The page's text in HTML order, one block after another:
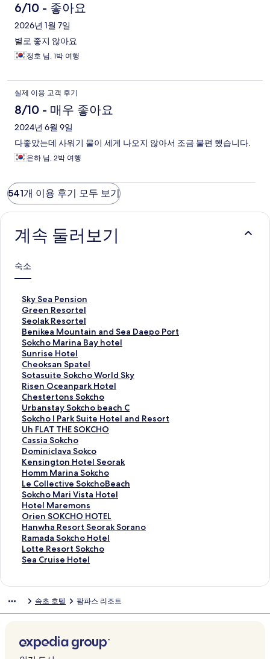
6/10 - 좋아요
2026년 1월 7일
별로 좋지 않아요
정호 님, 1박 여행
실제 이용 고객 후기
8/10 - 매우 좋아요
2024년 6월 9일
다좋았는데 사워기 물이 세게 나오지 않아서 조금 불편 했습니다.
은하 님, 2박 여행
541개 이용 후기 모두 보기
계속 둘러보기
숙소
Sky Sea Pension
S
k
y
S
e
a
P
e
n
s
i
o
n
페
이
지
를
여
는
링
크
Green Resortel
G
r
e
e
n
R
e
s
o
r
t
e
l
페
이
지
를
여
는
링
크
Seolak Resortel
S
e
o
l
a
k
R
e
s
o
r
t
e
l
페
이
지
를
여
는
링
크
Benikea Mountain and Sea Daepo Port
B
e
n
i
k
e
a
M
o
u
n
t
a
i
n
a
n
d
S
e
a
D
P
t
페
Sokcho Marina Bay hotel
S
o
k
c
h
o
M
a
r
i
n
a
B
a
y
h
o
t
e
l
페
여
는
Sunrise Hotel
S
u
n
r
i
s
e
H
o
t
e
l
페
이
지
를
여
는
링
크
Cheoksan Spatel
C
h
e
o
k
s
a
n
S
p
a
t
e
l
페
이
지
를
여
Sotasuite Sokcho World Sky
S
o
t
a
s
u
i
t
e
S
o
k
c
h
o
W
o
r
y
지
를
Risen Oceanpark Hotel
R
i
s
e
n
O
c
e
a
n
p
a
r
k
H
o
t
이
지
는
링
Chestertons Sokcho
C
h
e
s
t
e
r
t
o
n
s
S
o
k
c
h
지
를
링
크
Urbanstay Sokcho beach C
U
r
b
a
n
s
t
a
y
S
o
k
c
h
o
h
이
지
Sokcho I Park Suite Hotel and Resort
S
o
k
c
h
o
I
P
a
r
k
S
u
i
t
a
n
Uh FLAT THE SOKCHO
U
h
F
L
A
T
T
H
E
S
O
K
C
이
지
는
링
Cassia Sokcho
C
a
s
s
i
a
S
o
k
c
h
o
를
여
크
Dominiclava Sokco
D
o
m
i
n
i
c
l
a
v
a
o
지
를
Kensington Hotel Seorak
K
e
n
s
i
n
g
t
o
n
l
o
r
Homm Marina Sokcho
H
o
m
m
M
a
r
i
n
c
페
이
Le Collective SokchoBeach
L
e
C
o
l
l
e
c
S
c
h
Sokcho Mari Vista Hotel
S
o
k
c
h
o
M
i
a
H
Hotel Maremons
H
o
t
e
l
M
m
o
페
이
Orien SOKCHO HOTEL
O
r
i
e
n
H
O
T
Hanwha Resort Seorak Sorano
H
a
n
w
s
t
S
Ramada Sokcho Hotel
R
a
m
o
h
o
Lotte Resort Sokcho
L
o
e
r
t
Sea Cruise Hotel
S
u
e
H
속초 호텔 팜파스 리조트